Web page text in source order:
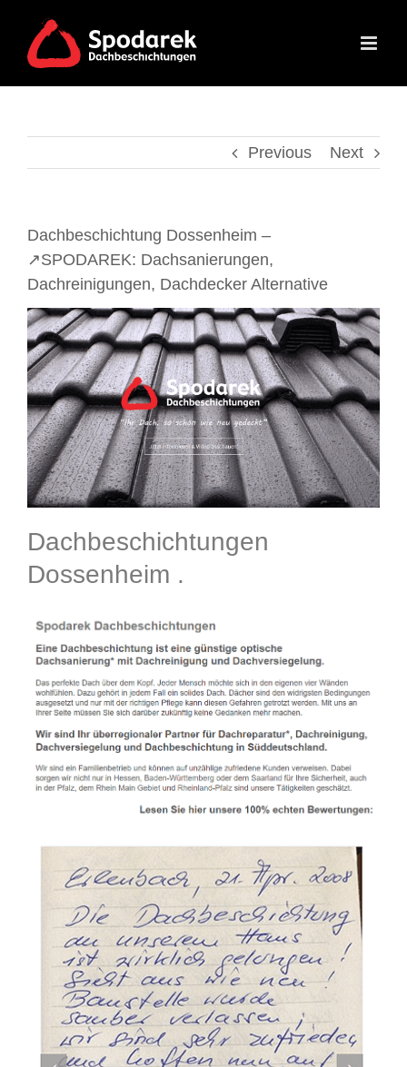
content
Previous Next
Dachbeschichtung Dossenheim –
↗️SPODAREK: Dachsanierungen,
Dachreinigungen, Dachdecker Alternative
Dachbeschichtungen
Dossenheim .